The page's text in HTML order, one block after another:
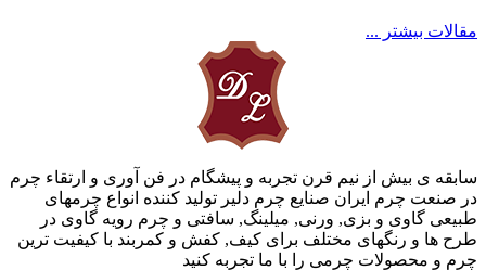
مقالات بیشتر ...
سابقه ی بیش از نیم قرن تجربه و پیشگام در فن آوری و ارتقاء چرم
در صنعت چرم ایران صنایع چرم دلیر تولید کننده انواع چرمهای
طبیعی گاوی و بزی, ورنی, میلینگ, سافتی و چرم رویه گاوی در
طرح ها و رنگهای مختلف برای کیف, کفش و کمربند با کیفیت ترین
چرم و محصولات چرمی را با ما تجربه کنید